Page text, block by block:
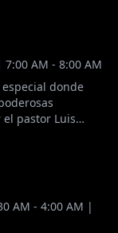
desde
AM - 8:00 AM
donde
pastor Luis
mensaje, se
fe y llevar una
AM - 4:00 AM |